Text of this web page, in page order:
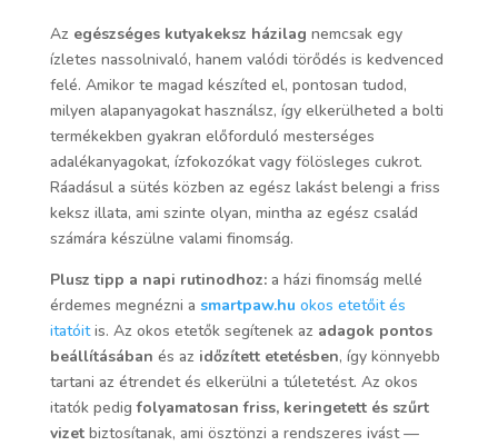
Az egészséges kutyakeksz házilag nemcsak egy
ízletes nassolnivaló, hanem valódi törődés is kedvenced
felé. Amikor te magad készíted el, pontosan tudod,
milyen alapanyagokat használsz, így elkerülheted a bolti
termékekben gyakran előforduló mesterséges
adalékanyagokat, ízfokozókat vagy fölösleges cukrot.
Ráadásul a sütés közben az egész lakást belengi a friss
keksz illata, ami szinte olyan, mintha az egész család
számára készülne valami finomság.
Plusz tipp a napi rutinodhoz:a házi finomság mellé
érdemes megnézni a smartpaw.hu okos etetőit és
itatóitis. Az okos etetők segítenek az adagok pontos
beállításában és az időzített etetésben, így könnyebb
tartani az étrendet és elkerülni a túletetést. Az okos
itatók pedigfolyamatosan friss, keringetett és szűrt
vizetbiztosítanak, ami ösztönzi a rendszeres ivást —